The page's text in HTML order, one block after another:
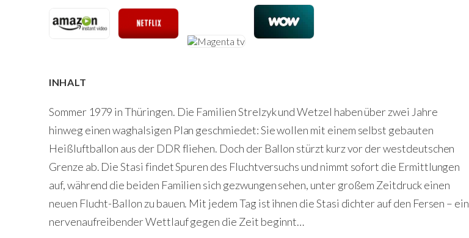
INHALT
Sommer 1979 in Thüringen. Die Familien Strelzyk und Wetzel haben über zwei Jahre
hinweg einen waghalsigen Plan geschmiedet: Sie wollen mit einem selbst gebauten
Heißluftballon aus der DDR fliehen. Doch der Ballon stürzt kurz vor der westdeutschen
Grenze ab. Die Stasi findet Spuren des Fluchtversuchs und nimmt sofort die Ermittlungen
auf, während die beiden Familien sich gezwungen sehen, unter großem Zeitdruck einen
neuen Flucht-Ballon zu bauen. Mit jedem Tag ist ihnen die Stasi dichter auf den Fersen – ein
nervenaufreibender Wettlauf gegen die Zeit beginnt…